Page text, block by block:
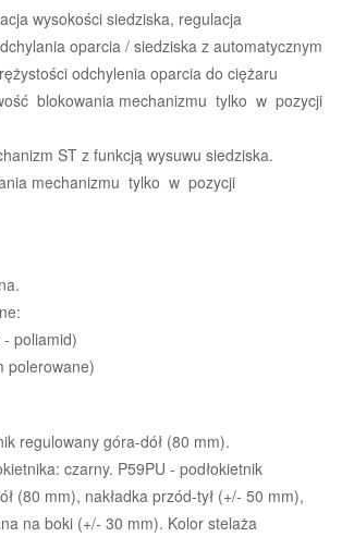
wysokości siedziska, regulacja
oparcia / siedziska z automatycznym
odchylenia oparcia do ciężaru
blokowania mechanizmu tylko w pozycji
ST z funkcją wysuwu siedziska.
mechanizmu tylko w pozycji
poliamid)
polerowane)
regulowany góra-dół (80 mm).
czarny. P59PU - podłokietnik
(80 mm), nakładka przód-tył (+/- 50 mm),
na boki (+/- 30 mm). Kolor stelaża